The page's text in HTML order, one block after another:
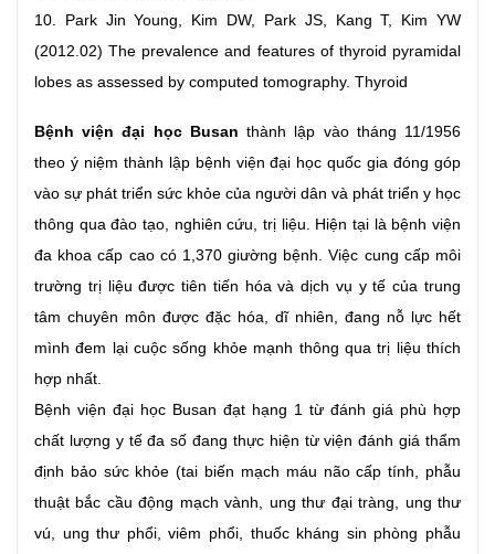
10. Park Jin Young, Kim DW, Park JS, Kang T, Kim YW
(2012.02) The prevalence and features of thyroid pyramidal
lobes as assessed by computed tomography. Thyroid
Bệnh viện đại học Busan thành lập vào tháng 11/1956
theo ý niệm thành lập bệnh viện đại học quốc gia đóng góp
vào sự phát triển sức khỏe của người dân và phát triển y học
thông qua đào tạo, nghiên cứu, trị liệu. Hiện tại là bệnh viện
đa khoa cấp cao có 1,370 giường bệnh. Việc cung cấp môi
trường trị liệu được tiên tiến hóa và dịch vụ y tế của trung
tâm chuyên môn được đặc hóa, dĩ nhiên, đang nỗ lực hết
mình đem lại cuộc sống khỏe mạnh thông qua trị liệu thích
hợp nhất.
Bệnh viện đại học Busan đạt hạng 1 từ đánh giá phù hợp
chất lượng y tế đa số đang thực hiện từ viện đánh giá thẩm
định bảo sức khỏe (tai biến mạch máu não cấp tính, phẫu
thuật bắc cầu động mạch vành, ung thư đại tràng, ung thư
vú, ung thư phổi, viêm phổi, thuốc kháng sin phòng phẫu